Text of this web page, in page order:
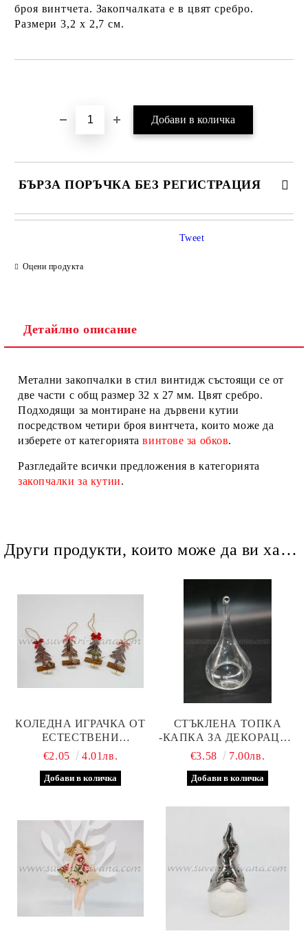
броя винтчета. Закопчалката е в цвят сребро.
Размери 3,2 х 2,7 см.
БЪРЗА ПОРЪЧКА БЕЗ РЕГИСТРАЦИЯ
Оцени продукта
Tweet
Детайлно описание
Метални закопчалки в стил винтидж състоящи се от
две части с общ размер 32 х 27 мм. Цвят сребро.
Подходящи за монтиране на дървени кутии
посредством четири броя винтчета, които може да
изберете от категориятавинтове за обков.
Разгледайте всички предложения в категорията
закопчалки за кутии.
Други продукти, които може да ви харесат
КОЛЕДНА ИГРАЧКА ОТ
ЕСТЕСТВЕНИ
МАТЕРИАЛИ С
КЪСМЕТЧЕ
€2.05 4.01лв.
СТЪКЛЕНА ТОПКА
-КАПКА ЗА ДЕКОРАЦИЯ
С ОТВОР 8,0 Х 14,5 СМ.
€3.58 7.00лв.